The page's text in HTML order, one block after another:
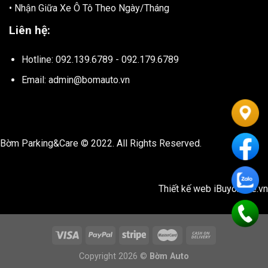
• Nhận Giữa Xe Ô Tô Theo Ngày/Tháng
Liên hệ:
Hotline: 092.139.6789 - 092.179.6789
Email: admin@bomauto.vn
Bờm Parking&Care © 2022. All Rights Reserved.
Thiết kế web iBuyonline.vn
Copyright 2026 © Bờm Auto